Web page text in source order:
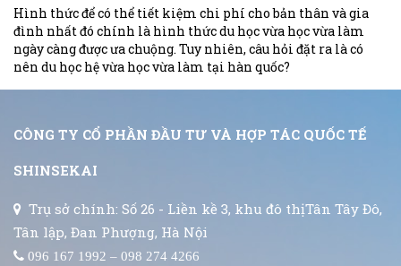
Hình thức để có thể tiết kiệm chi phí cho bản thân và gia
đình nhất đó chính là hình thức du học vừa học vừa làm
ngày càng được ưa chuộng. Tuy nhiên, câu hỏi đặt ra là có
nên du học hệ vừa học vừa làm tại hàn quốc?
CÔNG TY CỔ PHẦN ĐẦU TƯ VÀ HỢP TÁC QUỐC TẾ
SHINSEKAI
Trụ sở chính: Số 26 - Liền kề 3, khu đô thịTân Tây Đô,
Tân lập, Đan Phượng, Hà Nội
096 167 1992 – 098 274 4266